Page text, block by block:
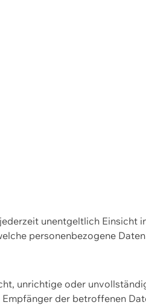
unentgeltlich
personenbezogene
unrichtige oder
der betroffenen